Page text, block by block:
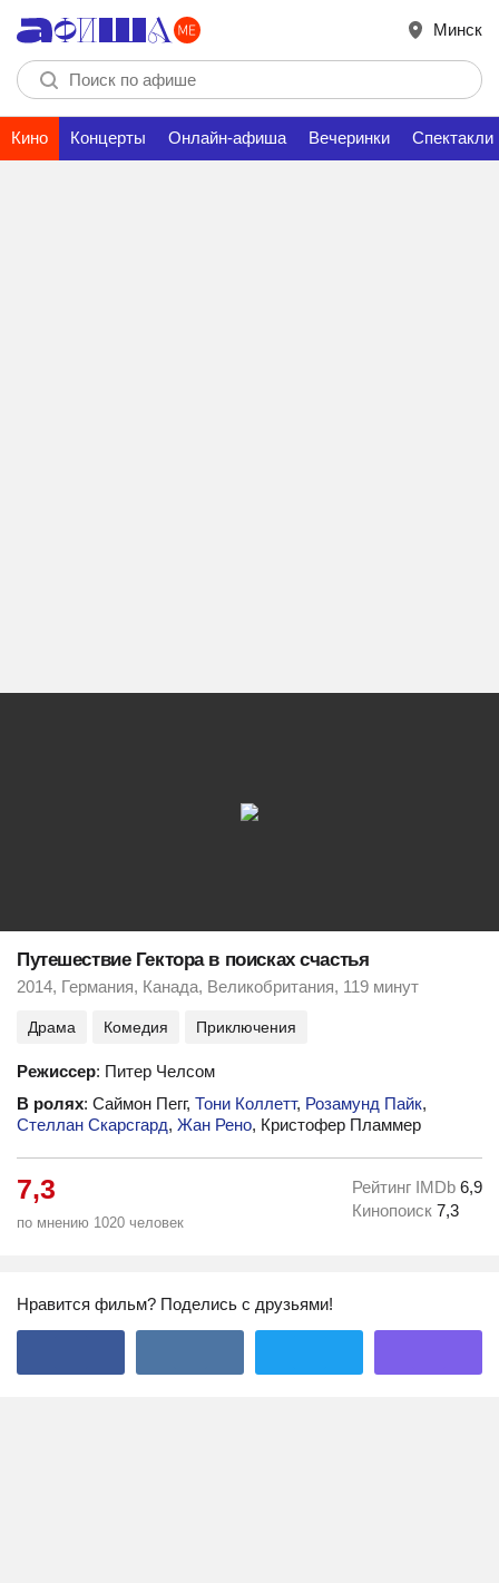
Минск
Кино Концерты Онлайн-афиша Вечеринки Спектакли
Путешествие Гектора в поисках счастья
2014, Германия, Канада, Великобритания, 119 минут
Драма Комедия Приключения
Режиссер: Питер Челсом
В ролях: Саймон Пегг, Тони Коллетт, Розамунд Пайк,
Стеллан Скарсгард, Жан Рено, Кристофер Пламмер
7,3
по мнению 1020 человек
Рейтинг IMDb 6,9
Кинопоиск 7,3
Нравится фильм? Поделись с друзьями!